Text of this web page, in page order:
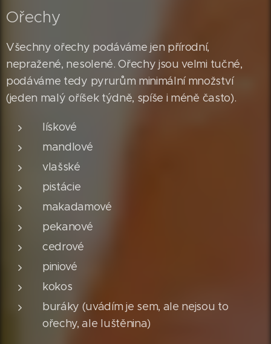
Ořechy
Všechny ořechy podáváme jen přírodní,
nepražené, nesolené. Ořechy jsou velmi tučné,
podáváme tedy pyrurům minimální množství
(jeden malý oříšek týdně, spíše i méně často).
lískové
mandlové
vlašské
pistácie
makadamové
pekanové
cedrové
piniové
kokos
buráky (uvádím je sem, ale nejsou to
ořechy, ale luštěnina)